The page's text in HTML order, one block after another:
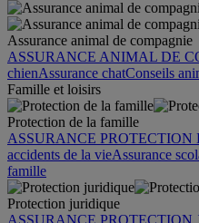
Assurance animal de compagnie
ASSURANCE ANIMAL DE
chienAssurance chatConseils
Famille et loisirs
Protection de la famille
ASSURANCE
accidents de la vieAssurance
famille
Protection juridique
ASSURANCE PROTECTION